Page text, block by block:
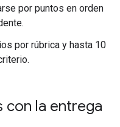
por puntos en orden
por rúbrica y hasta 10
con la entrega